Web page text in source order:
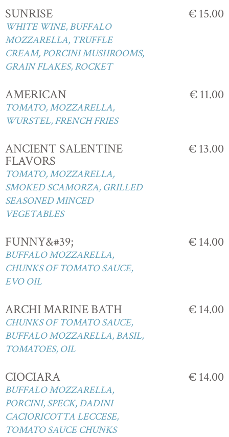
SUNRISE
WHITE WINE, BUFFALO
MOZZARELLA, TRUFFLE
CREAM, PORCINI MUSHROOMS,
GRAIN FLAKES, ROCKET
€ 15.00
AMERICAN
TOMATO, MOZZARELLA,
WURSTEL, FRENCH FRIES
€ 11.00
ANCIENT SALENTINE
FLAVORS
TOMATO, MOZZARELLA,
SMOKED SCAMORZA, GRILLED
SEASONED MINCED
VEGETABLES
€ 13.00
FUNNY&#39;
BUFFALO MOZZARELLA,
CHUNKS OF TOMATO SAUCE,
EVO OIL
€ 14.00
ARCHI MARINE BATH
CHUNKS OF TOMATO SAUCE,
BUFFALO MOZZARELLA, BASIL,
TOMATOES, OIL
€ 14.00
CIOCIARA
BUFFALO MOZZARELLA,
PORCINI, SPECK, DADINI
CACIORICOTTA LECCESE,
TOMATO SAUCE CHUNKS
€ 14.00